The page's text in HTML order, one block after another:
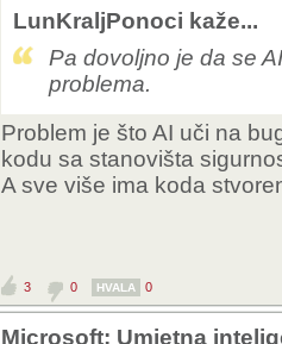
LunKraljPonoci kaže...
Pa dovoljno je da se
problema.
Problem je što AI uči na
kodu sa stanovišta
A sve više ima koda
3 0 HVALA 0
Microsoft: Umjetna